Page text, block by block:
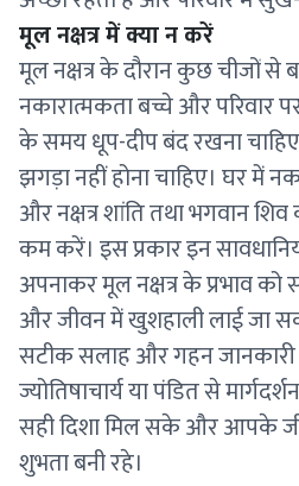
मूल नक्षत्र में क्या न करें
मूल नक्षत्र के दौरान कुछ चीजों से
नकारात्मकता बच्चे और परिवार
के समय धूप-दीप बंद रखना
झगड़ा नहीं होना चाहिए। घर में
और नक्षत्र शांति तथा भगवान
कम करें। इस प्रकार इन
अपनाकर मूल नक्षत्र के प्रभाव
और जीवन में खुशहाली लाई जा
सटीक सलाह और गहन जानकारी
ज्योतिषाचार्य या पंडित से
सही दिशा मिल सके और आपके
शुभता बनी रहे।